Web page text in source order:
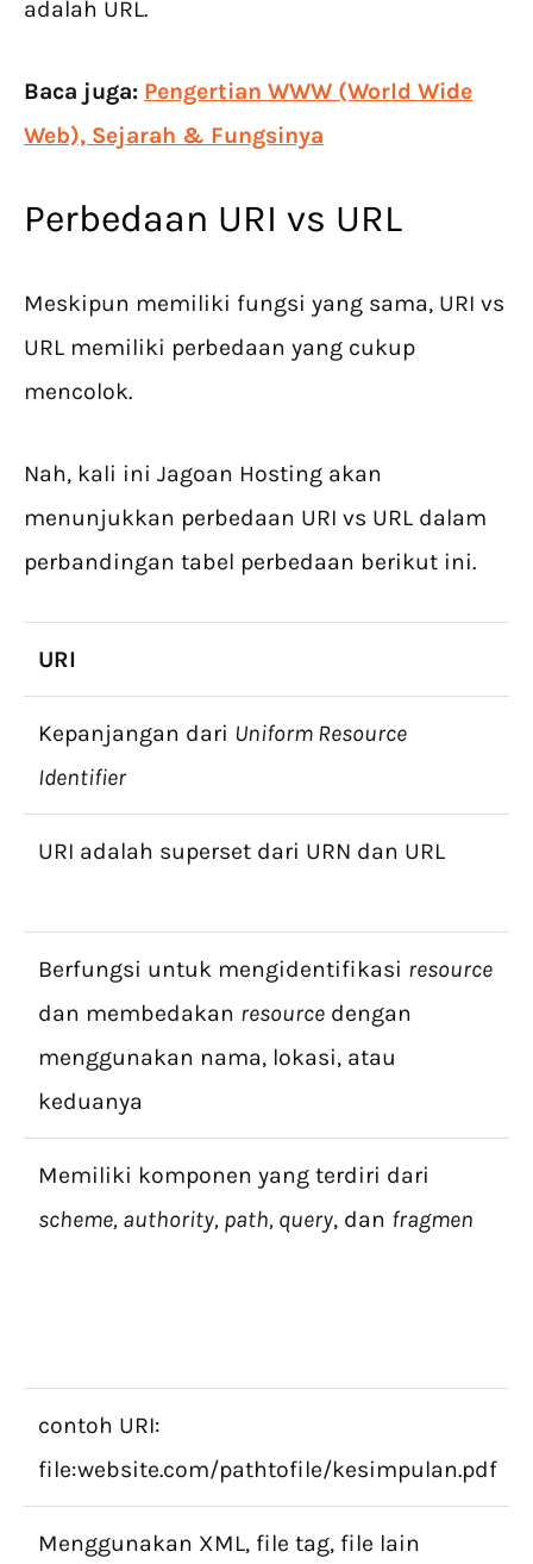
adalah URL.
Baca juga: Pengertian WWW (World Wide
Web), Sejarah & Fungsinya
Perbedaan URI vs URL
Meskipun memiliki fungsi yang sama, URI vs
URL memiliki perbedaan yang cukup
mencolok.
Nah, kali ini Jagoan Hosting akan
menunjukkan perbedaan URI vs URL dalam
perbandingan tabel perbedaan berikut ini.
URI
Kepanjangan dari Uniform Resource
Identifier
URI adalah superset dari URN dan URL
Berfungsi untuk mengidentifikasi resource
dan membedakan resource dengan
menggunakan nama, lokasi, atau
keduanya
Memiliki komponen yang terdiri dari
scheme, authority, path, query, dan fragmen
contoh URI:
file:website.com/pathtofile/kesimpulan.pdf
Menggunakan XML, file tag, file lain